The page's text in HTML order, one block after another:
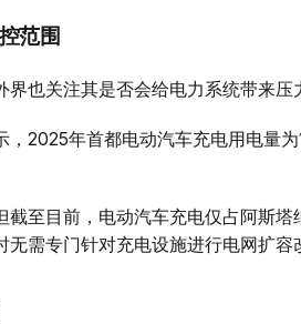
范围
也关注其是否会给电力系统带来压
，2025年首都电动汽车充电用电量
截至目前，电动汽车充电仅占阿斯
需专门针对充电设施进行电网扩容